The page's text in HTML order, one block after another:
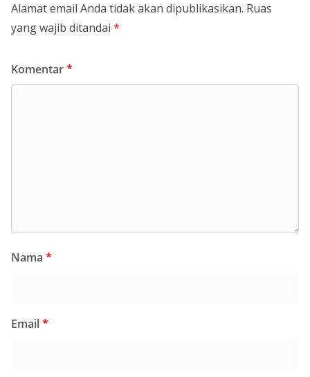
Alamat email Anda tidak akan dipublikasikan. Ruas
yang wajib ditandai *
Komentar*
Nama *
Email*